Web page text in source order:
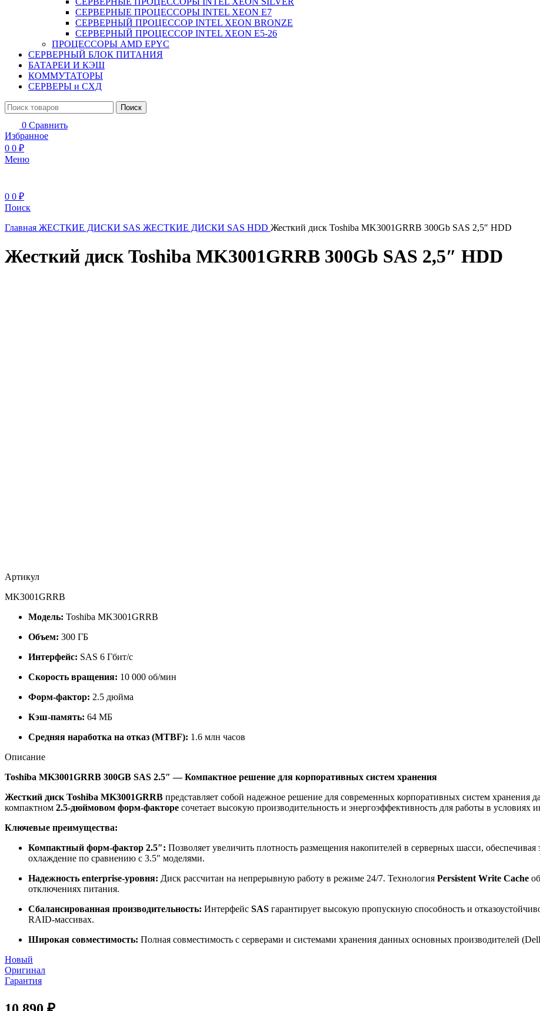
СЕРВЕРНЫЕ ПРОЦЕССОРЫ INTEL XEON Е7
СЕРВЕРНЫЙ ПРОЦЕССОР INTEL XEON BRONZE
СЕРВЕРНЫЙ ПРОЦЕССОР INTEL XEON Е5-26
ПРОЦЕССОРЫ AMD EPYC
СЕРВЕРНЫЙ БЛОК ПИТАНИЯ
БАТАРЕИ И КЭШ
КОММУТАТОРЫ
СЕРВЕРЫ и СХД
Поиск
0 Сравнить
Избранное
0 0 ₽
Меню
0 0 ₽
Поиск
Главная ЖЕСТКИЕ ДИСКИ SAS ЖЕСТКИЕ ДИСКИ SAS HDD Жесткий диск Toshiba MK3001GRRB 300Gb SAS 2,5″ HDD
Жесткий диск Toshiba MK3001GRRB 300Gb SAS 2,5″ HDD
Артикул
MK3001GRRB
Модель: Toshiba MK3001GRRB
Объем: 300 ГБ
Интерфейс: SAS 6 Гбит/с
Скорость вращения: 10 000 об/мин
Форм-фактор: 2.5 дюйма
Кэш-память: 64 МБ
Средняя наработка на отказ (MTBF): 1.6 млн часов
Описание
Toshiba MK3001GRRB 300GB SAS 2.5″ — Компактное решение для корпоративных систем хранения
Жесткий диск Toshiba MK3001GRRB представляет собой надежное решение для современных корпоративных систем хранения
компактном 2.5-дюймовом форм-факторе сочетает высокую производительность и энергоэффективность для работы в условиях
Ключевые преимущества:
Компактный форм-фактор 2.5″: Позволяет увеличить плотность размещения накопителей в серверных шасси,
охлаждение по сравнению с 3.5″ моделями.
Надежность enterprise-уровня: Диск рассчитан на непрерывную работу в режиме 24/7. Технология Persistent Write Cache
отключениях питания.
Сбалансированная производительность: Интерфейс SAS гарантирует высокую пропускную способность и
RAID-массивах.
Широкая совместимость: Полная совместимость с серверами и системами хранения данных основных производителей
Новый
Оригинал
Гарантия